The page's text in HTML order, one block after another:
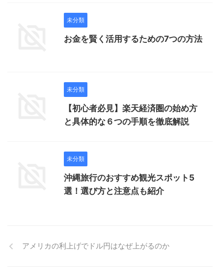
未分類
お金を賢く活用するための7つの方法
未分類
【初心者必見】楽天経済圏の始め方
と具体的な６つの手順を徹底解説
未分類
沖縄旅行のおすすめ観光スポット5
選！選び方と注意点も紹介
アメリカの利上げでドル円はなぜ上がるのか